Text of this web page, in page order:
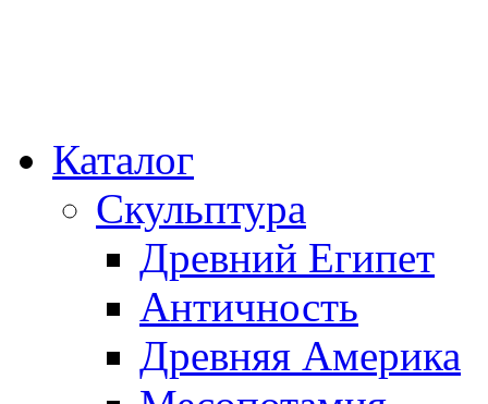
Каталог
Скульптура
Древний Египет
Античность
Древняя Америка